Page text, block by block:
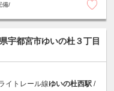
備/
宇都宮市ゆいの杜３丁目
イトレール線ゆいの杜西駅 /